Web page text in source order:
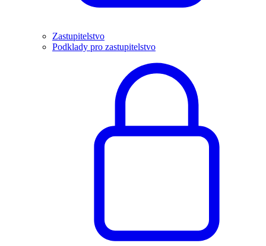
Zastupitelstvo
Podklady pro zastupitelstvo